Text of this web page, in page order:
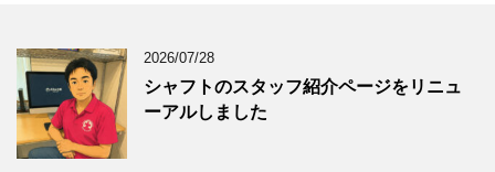
2026/07/28
シャフトのスタッフ紹介ページをリニュ
ーアルしました